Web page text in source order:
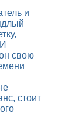
и
свою
стоит